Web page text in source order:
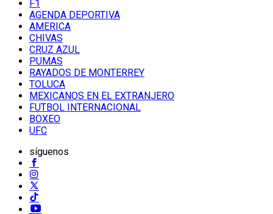
F1
AGENDA DEPORTIVA
AMERICA
CHIVAS
CRUZ AZUL
PUMAS
RAYADOS DE MONTERREY
TOLUCA
MEXICANOS EN EL EXTRANJERO
FUTBOL INTERNACIONAL
BOXEO
UFC
síguenos